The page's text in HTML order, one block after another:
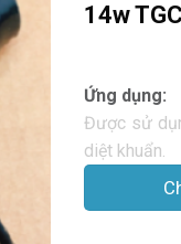
14w
Ứng dụng:
Được sử
diệt khuẩn.